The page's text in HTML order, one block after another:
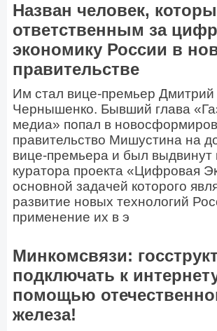
Назван человек,
ответственным за
экономику России в
правительстве
Им стал вице-премьер Дмитрий
Чернышенко. Бывший глава
медиа» попал в
правительство Мишустина на
вице-премьера и был выдвинут
куратора проекта «Цифровая
основной задачей которого
развитие новых технологий
применение их в э
Минкомсвязи:
подключать к
помощью
железа!